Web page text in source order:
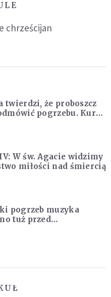
chrześcijan
twierdzi, że proboszcz
pogrzebu. Kuria
wyjaśnienia
W św. Agacie widzimy
miłości nad śmiercią
pogrzeb muzyka
tuż przed
Powodem była